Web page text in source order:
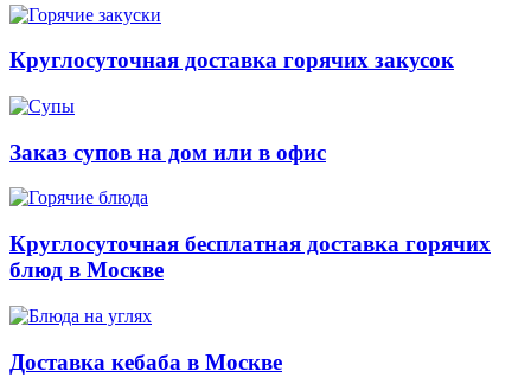
Круглосуточная доставка горячих закусок
Заказ супов на дом или в офис
Круглосуточная бесплатная доставка горячих
блюд в Москве
Доставка кебаба в Москве